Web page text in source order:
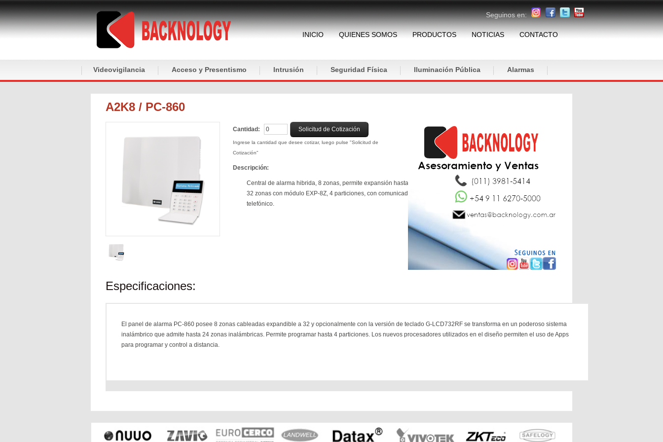
Seguinos en:
INICIO QUIENES SOMOS PRODUCTOS NOTICIAS CONTACTO
Videovigilancia Acceso y Presentismo Intrusión Seguridad Física Iluminación Pública Alarmas
A2K8 / PC-860
Cantidad: Solicitud de Cotización
Ingrese la cantidad que desee cotizar, luego pulse "Solicitud de
Cotización"
Descripción:
Central de alarma hibrida, 8 zonas, permite expansión hasta
32 zonas con módulo EXP-8Z, 4 particiones, con comunicador
telefónico.
Especificaciones:
El panel de alarma PC-860 posee 8 zonas cableadas expandible a 32 y opcionalmente con la versión de teclado G-LCD732RF se transforma en un poderoso sistema
inalámbrico que admite hasta 24 zonas inalámbricas. Permite programar hasta 4 particiones. Los nuevos procesadores utilizados en el diseño permiten el uso de Apps
para programar y control a distancia.